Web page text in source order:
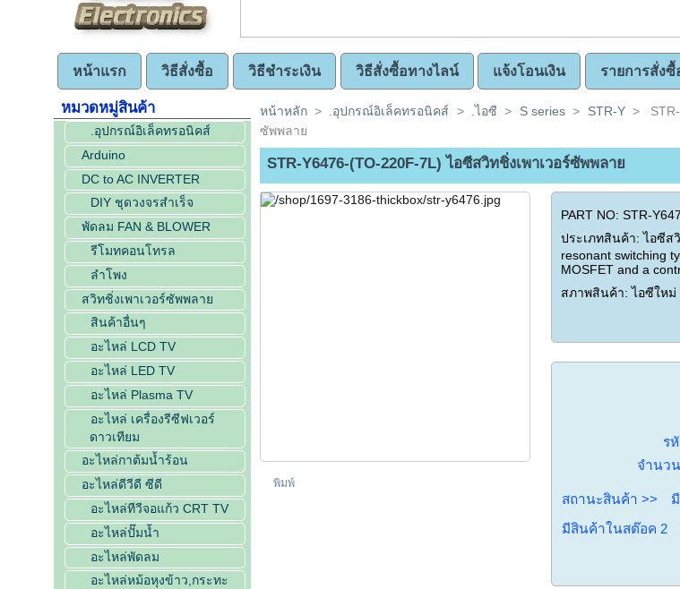
หน้าแรก วิธีสั่งซื้อ วิธีชำระเงิน วิธีสั่งซื้อทางไลน์ แจ้งโอนเงิน รายการสั่งซื้
หมวดหมู่สินค้า
.อุปกรณ์อิเล็คทรอนิคส์
Arduino
DC to AC INVERTER
DIY ชุดวงจรสำเร็จ
พัดลม FAN & BLOWER
รีโมทคอนโทรล
ลำโพง
สวิทชิ่งเพาเวอร์ซัพพลาย
สินค้าอื่นๆ
อะไหล่ LCD TV
อะไหล่ LED TV
อะไหล่ Plasma TV
อะไหล่ เครื่องรีซีฟเวอร์
ดาวเทียม
อะไหล่กาต้มน้ำร้อน
อะไหล่ดีวีดี ซีดี
อะไหล่ทีวีจอแก้ว CRT TV
อะไหล่ปั๊มน้ำ
อะไหล่พัดลม
อะไหล่หม้อหุงข้าว,กระทะ
หน้าหลัก > .อุปกรณ์อิเล็คทรอนิคส์ > .ไอซี > S series > STR-Y >
ซัพพลาย
STR-Y6476-(TO-220F-7L) ไอซีสวิทชิ่งเพาเวอร์ซัพพลาย
พิมพ์
PART NO: STR-
ประเภทสินค้า: ไอซีส
resonant switching
MOSFET and a
สภาพสินค้า: ไอซีใหม่
ร
จำนว
สถานะสินค้า >>
มีสินค้าในสต๊อค 2